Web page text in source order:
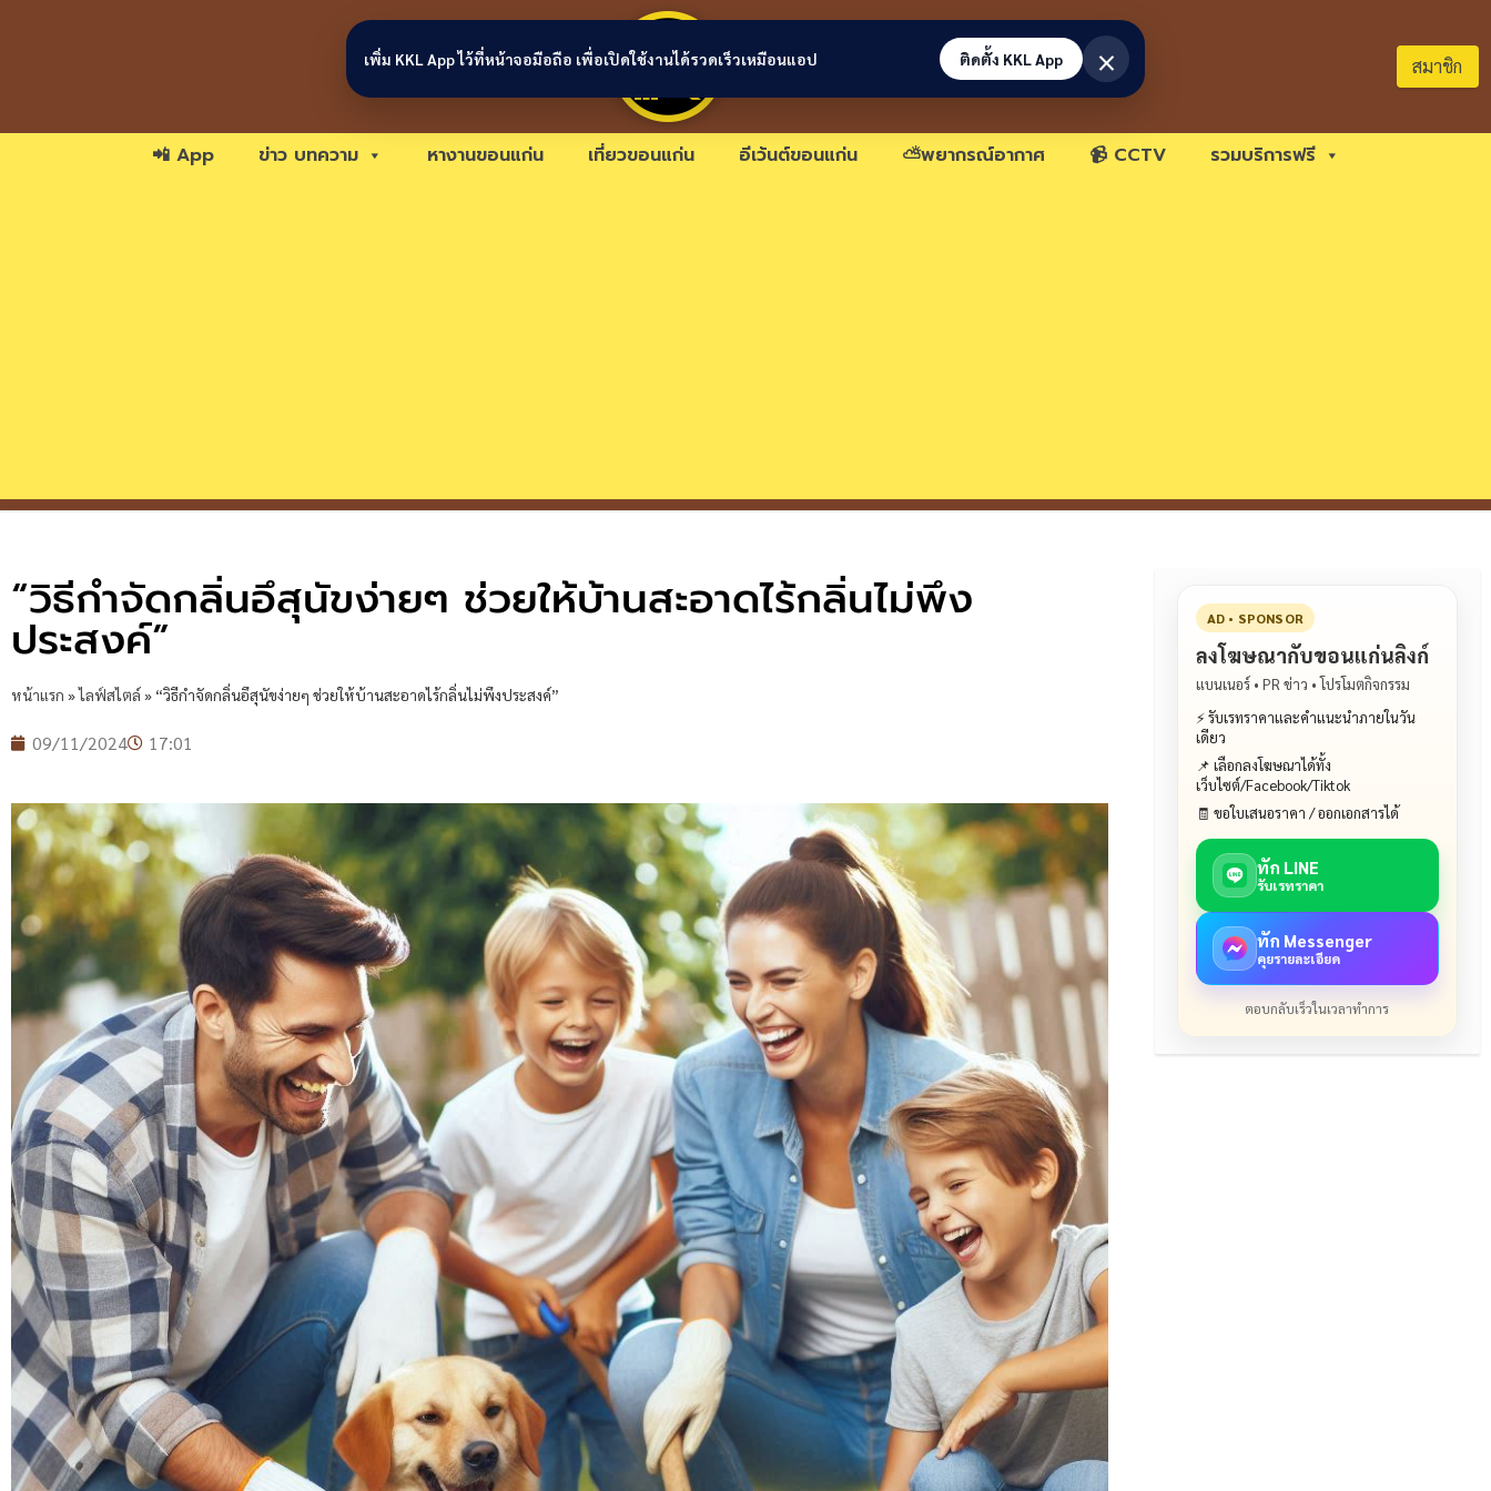
ขอนแก่นลิงก์ สมาชิก
📲 App ข่าว บทความ หางานขอนแก่น เที่ยวขอนแก่น อีเว้นต์ขอนแก่น ⛅พยากรณ์อากาศ 📹 CCTV รวมบริการฟรี
“วิธีกำจัดกลิ่นอึสุนัขง่ายๆ ช่วยให้บ้านสะอาดไร้กลิ่นไม่พึง
ประสงค์”
หน้าแรก »ไลฟ์สไตล์» “วิธีกำจัดกลิ่นอึสุนัขง่ายๆ ช่วยให้บ้านสะอาดไร้กลิ่นไม่พึงประสงค์”
09/11/2024 17:01
AD • SPONSOR
ลงโฆษณากับขอนแก่นลิงก์
แบนเนอร์ • PR ข่าว • โปรโมตกิจกรรม
⚡ รับเรทราคาและคำแนะนำภายในวัน
เดียว
📌 เลือกลงโฆษณาได้ทั้ง
เว็บไซต์/Facebook/Tiktok
🧾 ขอใบเสนอราคา / ออกเอกสารได้
ทัก LINE
รับเรทราคา
ทัก Messenger
คุยรายละเอียด
ตอบกลับเร็วในเวลาทำการ
เพิ่ม KKL App ไว้ที่หน้าจอมือถือ เพื่อเปิดใช้งานได้รวดเร็วเหมือนแอป ติดตั้ง KKL App ×